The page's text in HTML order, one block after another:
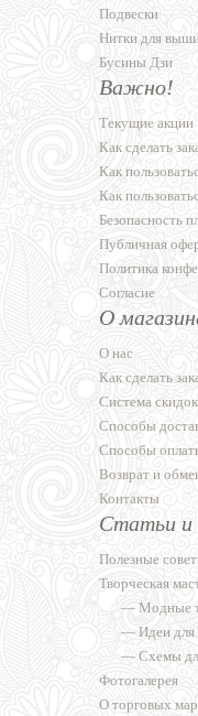
Подвески
Нитки для
Бусины Дзи
Важно!
Текущие акции
Как сделать
Как
Как
Безопасность
Публичная
Политика
Согласие
О
О нас
Как сделать
Система скидок
Способы
Способы
Возврат и
Контакты
Статьи и
Полезные
Творческая
— Модные
— Идеи для
— Схемы
Фотогалерея
О торговых